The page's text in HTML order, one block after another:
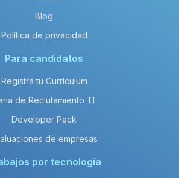
Blog
Política de privacidad
Para candidatos
Registra tu Currículum
de Reclutamiento TI
Developer Pack
de empresas
por tecnología